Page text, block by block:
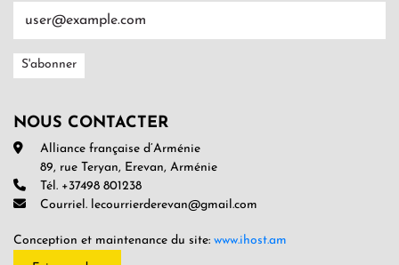
NOUS CONTACTER
Alliance française d’Arménie
89, rue Teryan, Erevan, Arménie
Tél. +37498 801238
Courriel. lecourrierderevan@gmail.com
Conception et maintenance du site: www.ihost.am